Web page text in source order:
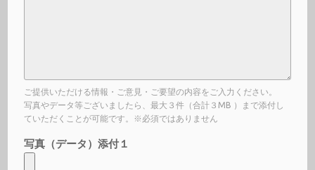
ご提供いただける情報・ご意見・ご要望の内容をご入力ください。
写真やデータ等ございましたら、最大３件（合計３MB ）まで添付し
ていただくことが可能です。※必須ではありません
写真（データ）添付１